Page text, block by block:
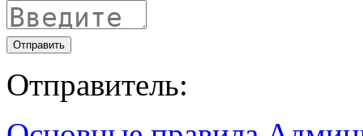
Отправить
Отправитель: